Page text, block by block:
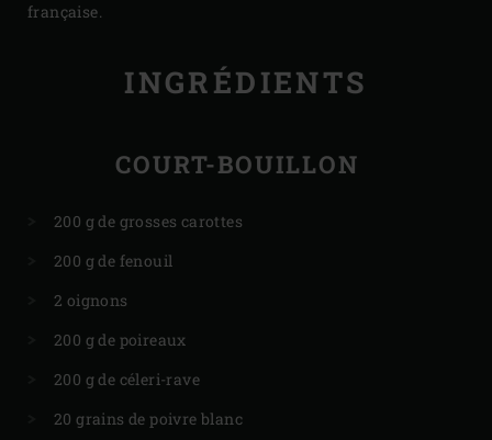
française.
INGRÉDIENTS
COURT-BOUILLON
200 g de grosses carottes
200 g de fenouil
2 oignons
200 g de poireaux
200 g de céleri-rave
20 grains de poivre blanc